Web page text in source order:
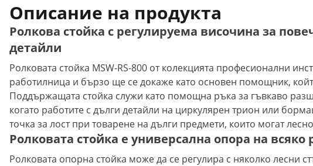
Описание на продукта
Ролкова стойка с регулируема височина за
детайли
Ролковата стойка MSW-RS-800 от колекцията професионални
работилница и бързо ще се докаже като основен помощник,
Поддържащата стойка служи като помощна ръка за гъвкаво
когато работите с дълги детайли на циркулярен трион или
точка за лост при товарене на дълги предмети, които могат
Ролковата стойка е универсална опора на всяко
Ролковата опорна стойка може да се регулира с няколко лесни